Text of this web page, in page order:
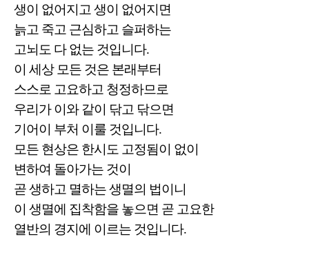
생이 없어지고 생이 없어지면
늙고 죽고 근심하고 슬퍼하는
고뇌도 다 없는 것입니다.
이 세상 모든 것은 본래부터
스스로 고요하고 청정하므로
우리가 이와 같이 닦고 닦으면
기어이 부처 이룰 것입니다.
모든 현상은 한시도 고정됨이 없이
변하여 돌아가는 것이
곧 생하고 멸하는 생멸의 법이니
이 생멸에 집착함을 놓으면 곧 고요한
열반의 경지에 이르는 것입니다.